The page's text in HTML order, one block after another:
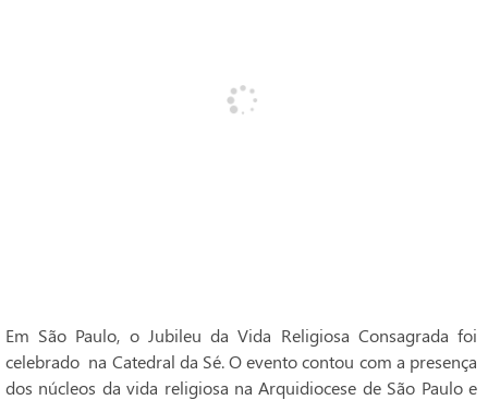
Em São Paulo, o Jubileu da Vida Religiosa Consagrada foi
celebrado na Catedral da Sé. O evento contou com a presença
dos núcleos da vida religiosa na Arquidiocese de São Paulo e